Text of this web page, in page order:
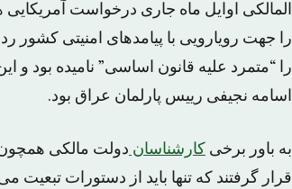
المالکی اوایل ماه جاری درخواست
را جهت رویارویی با پیامدهای امنیتی کشور
را “متمرد علیه قانون اساسی” نامیده بود و
اسامه نجیفی رییس پارلمان عراق بود.
به باور برخی کارشناسان دولت مالکی
قرار گرفتند که تنها باید از دستورات تبعیت